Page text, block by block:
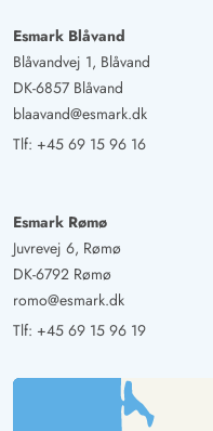
Esmark Blåvand
Blåvandvej 1, Blåvand
DK-6857 Blåvand
blaavand@esmark.dk
Tlf: +45 69 15 96 16
Esmark Rømø
Juvrevej 6, Rømø
DK-6792 Rømø
romo@esmark.dk
Tlf: +45 69 15 96 19